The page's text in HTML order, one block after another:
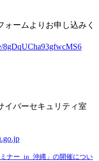
ームよりお申し込みく
8gDqUCha93gfwcMS6
イバーセキュリティ室
ナー_in_沖縄」の開催につい